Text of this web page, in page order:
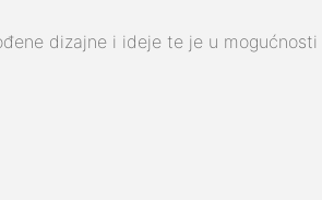
dizajne i ideje te je u